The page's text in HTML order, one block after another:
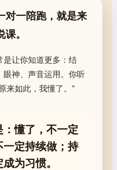
对一陪跑，就是来
。
是让你知道更多：结
眼神、声音运用。你听
来如此，我懂了。”
懂了，不一定
定持续做；持
为习惯。